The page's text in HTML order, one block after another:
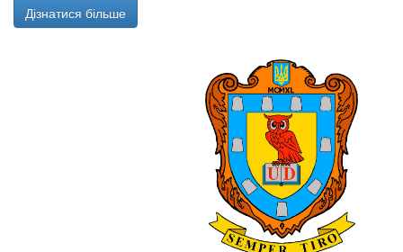
Дізнатися більше